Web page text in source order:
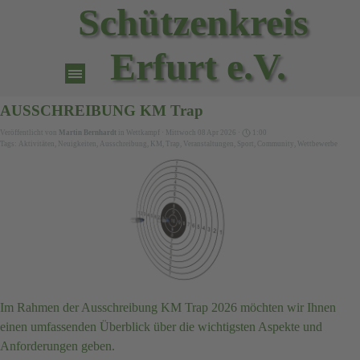
Direkt zum SeiteninhaltSchützenkreis
Erfurt e.V.
Menü überspringen
AUSSCHREIBUNG KM Trap
Veröffentlicht von Martin Bernhardt in Wettkampf · Mittwoch 08 Apr 2026 ·
Aktivitäten Neuigkeiten Ausschreibung KM Veranstaltungen Sport Community Wettbewerbe
Im Rahmen der Ausschreibung KM Trap 2026 möchten wir Ihnen
einen umfassenden Überblick über die wichtigsten Aspekte und
Anforderungen geben.